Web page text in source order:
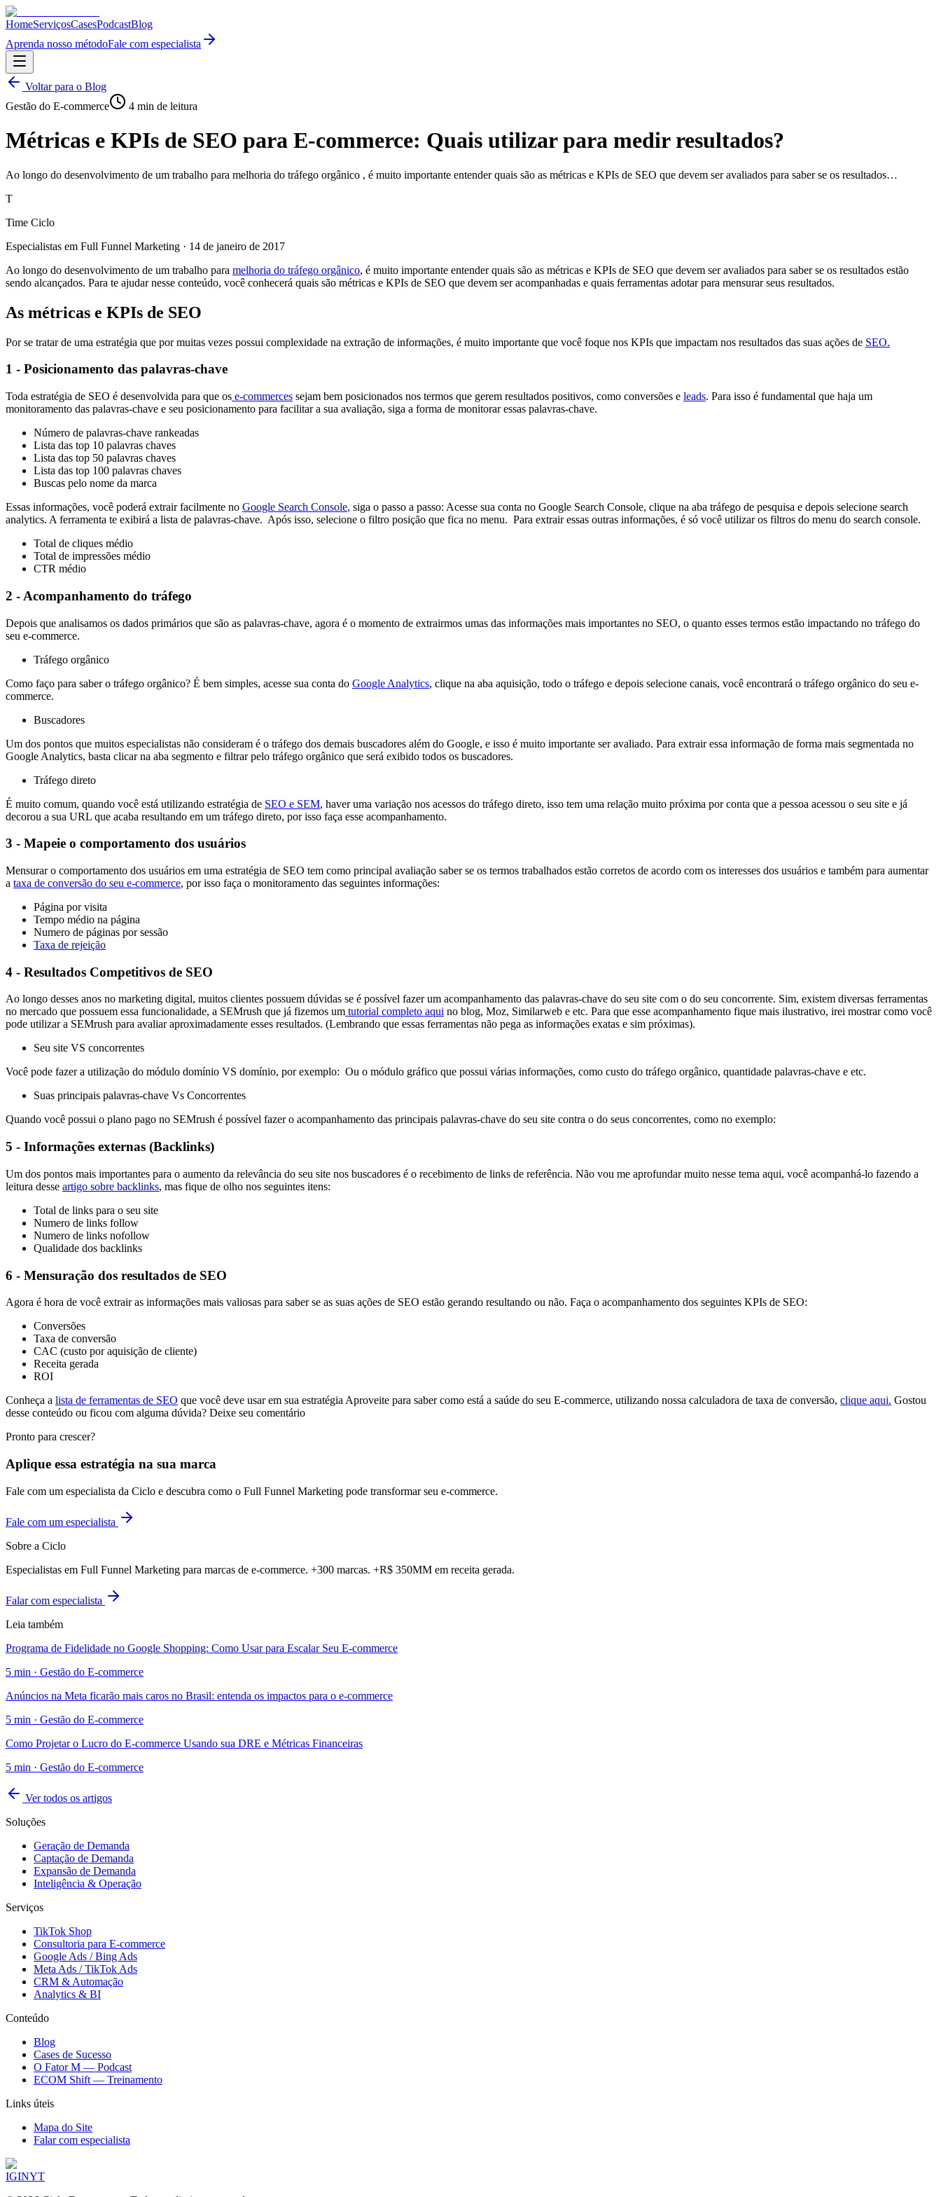
HomeServiçosCasesPodcastBlog
Aprenda nosso métodoFale com especialista
Voltar para o Blog
Gestão do E-commerce
4 min de leitura
Métricas e KPIs de SEO para E-commerce: Quais utilizar para medir resultados?
Ao longo do desenvolvimento de um trabalho para melhoria do tráfego orgânico , é muito importante entender quais são as métricas e KPIs de SEO que devem ser avaliados para saber se os resultados…
T
Time Ciclo
Especialistas em Full Funnel Marketing · 14 de janeiro de 2017
Ao longo do desenvolvimento de um trabalho para melhoria do tráfego orgânico, é muito importante entender quais são as métricas e KPIs de SEO que devem ser avaliados para saber se os resultados estão
sendo alcançados. Para te ajudar nesse conteúdo, você conhecerá quais são métricas e KPIs de SEO que devem ser acompanhadas e quais ferramentas adotar para mensurar seus resultados.
As métricas e KPIs de SEO
Por se tratar de uma estratégia que por muitas vezes possui complexidade na extração de informações, é muito importante que você foque nos KPIs que impactam nos resultados das suas ações de SEO.
1 - Posicionamento das palavras-chave
Toda estratégia de SEO é desenvolvida para que os e-commerces sejam bem posicionados nos termos que gerem resultados positivos, como conversões e leads. Para isso é fundamental que haja um
monitoramento das palavras-chave e seu posicionamento para facilitar a sua avaliação, siga a forma de monitorar essas palavras-chave.
Número de palavras-chave rankeadas
Lista das top 10 palavras chaves
Lista das top 50 palavras chaves
Lista das top 100 palavras chaves
Buscas pelo nome da marca
Essas informações, você poderá extrair facilmente no Google Search Console, siga o passo a passo: Acesse sua conta no Google Search Console, clique na aba tráfego de pesquisa e depois selecione search
analytics. A ferramenta te exibirá a lista de palavras-chave. Após isso, selecione o filtro posição que fica no menu. Para extrair essas outras informações, é só você utilizar os filtros do menu do search console.
Total de cliques médio
Total de impressões médio
CTR médio
2 - Acompanhamento do tráfego
Depois que analisamos os dados primários que são as palavras-chave, agora é o momento de extrairmos umas das informações mais importantes no SEO, o quanto esses termos estão impactando no tráfego do
seu e-commerce.
Tráfego orgânico
Como faço para saber o tráfego orgânico? É bem simples, acesse sua conta do Google Analytics, clique na aba aquisição, todo o tráfego e depois selecione canais, você encontrará o tráfego orgânico do seu e-
commerce.
Buscadores
Um dos pontos que muitos especialistas não consideram é o tráfego dos demais buscadores além do Google, e isso é muito importante ser avaliado. Para extrair essa informação de forma mais segmentada no
Google Analytics, basta clicar na aba segmento e filtrar pelo tráfego orgânico que será exibido todos os buscadores.
Tráfego direto
É muito comum, quando você está utilizando estratégia de SEO e SEM, haver uma variação nos acessos do tráfego direto, isso tem uma relação muito próxima por conta que a pessoa acessou o seu site e já
decorou a sua URL que acaba resultando em um tráfego direto, por isso faça esse acompanhamento.
3 - Mapeie o comportamento dos usuários
Mensurar o comportamento dos usuários em uma estratégia de SEO tem como principal avaliação saber se os termos trabalhados estão corretos de acordo com os interesses dos usuários e também para aumentar
a taxa de conversão do seu e-commerce, por isso faça o monitoramento das seguintes informações:
Página por visita
Tempo médio na página
Numero de páginas por sessão
Taxa de rejeição
4 - Resultados Competitivos de SEO
Ao longo desses anos no marketing digital, muitos clientes possuem dúvidas se é possível fazer um acompanhamento das palavras-chave do seu site com o do seu concorrente. Sim, existem diversas ferramentas
no mercado que possuem essa funcionalidade, a SEMrush que já fizemos um tutorial completo aqui no blog, Moz, Similarweb e etc. Para que esse acompanhamento fique mais ilustrativo, irei mostrar como você
pode utilizar a SEMrush para avaliar aproximadamente esses resultados. (Lembrando que essas ferramentas não pega as informações exatas e sim próximas).
Seu site VS concorrentes
Você pode fazer a utilização do módulo domínio VS domínio, por exemplo: Ou o módulo gráfico que possui várias informações, como custo do tráfego orgânico, quantidade palavras-chave e etc.
Suas principais palavras-chave Vs Concorrentes
Quando você possui o plano pago no SEMrush é possível fazer o acompanhamento das principais palavras-chave do seu site contra o do seus concorrentes, como no exemplo:
5 - Informações externas (Backlinks)
Um dos pontos mais importantes para o aumento da relevância do seu site nos buscadores é o recebimento de links de referência. Não vou me aprofundar muito nesse tema aqui, você acompanhá-lo fazendo a
leitura desse artigo sobre backlinks, mas fique de olho nos seguintes itens:
Total de links para o seu site
Numero de links follow
Numero de links nofollow
Qualidade dos backlinks
6 - Mensuração dos resultados de SEO
Agora é hora de você extrair as informações mais valiosas para saber se as suas ações de SEO estão gerando resultando ou não. Faça o acompanhamento dos seguintes KPIs de SEO:
Conversões
Taxa de conversão
CAC (custo por aquisição de cliente)
Receita gerada
ROI
Conheça a lista de ferramentas de SEO que você deve usar em sua estratégia Aproveite para saber como está a saúde do seu E-commerce, utilizando nossa calculadora de taxa de conversão, clique aqui. Gostou
desse conteúdo ou ficou com alguma dúvida? Deixe seu comentário
Pronto para crescer?
Aplique essa estratégia na sua marca
Fale com um especialista da Ciclo e descubra como o Full Funnel Marketing pode transformar seu e-commerce.
Fale com um especialista
Sobre a Ciclo
Especialistas em Full Funnel Marketing para marcas de e-commerce. +300 marcas. +R$ 350MM em receita gerada.
Falar com especialista
Leia também
Programa de Fidelidade no Google Shopping: Como Usar para Escalar Seu E-commerce
5 min · Gestão do E-commerce
Anúncios na Meta ficarão mais caros no Brasil: entenda os impactos para o e-commerce
5 min · Gestão do E-commerce
Como Projetar o Lucro do E-commerce Usando sua DRE e Métricas Financeiras
5 min · Gestão do E-commerce
Ver todos os artigos
Soluções
Geração de Demanda
Captação de Demanda
Expansão de Demanda
Inteligência & Operação
Serviços
TikTok Shop
Consultoria para E-commerce
Google Ads / Bing Ads
Meta Ads / TikTok Ads
CRM & Automação
Analytics & BI
Conteúdo
Blog
Cases de Sucesso
O Fator M — Podcast
ECOM Shift — Treinamento
Links úteis
Mapa do Site
Falar com especialista
IGINYT